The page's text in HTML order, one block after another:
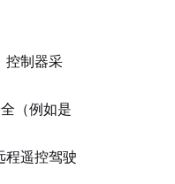
控制器采
（例如是
程遥控驾驶